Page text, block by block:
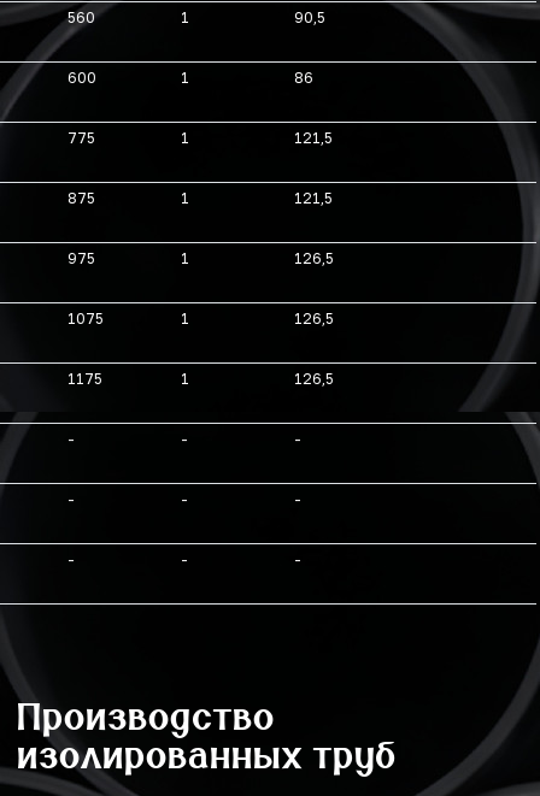
560 1 90,5
600 1 86
775 1 121,5
875 1 121,5
975 1 126,5
1075 1 126,5
1175 1 126,5
- - -
- - -
- - -
Производство
изолированных труб